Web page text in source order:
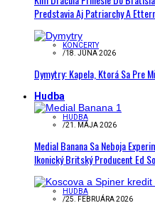
Predstavia Aj Patriarchy A
KONCERTY
/18. JÚNA 2026
Dymytry: Kapela, Ktorá Sa Pre
Hudba
HUDBA
/21. MÁJA 2026
Medial Banana Sa Neboja
Ikonický Britský Producent Ed
HUDBA
/25. FEBRUÁRA 2026